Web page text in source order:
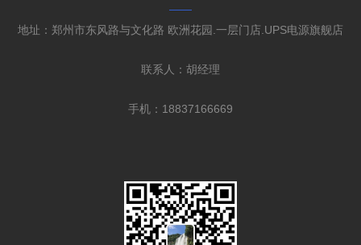
地址：郑州市东风路与文化路 欧洲花园.一层门店.UPS电源旗舰店
联系人：胡经理
手机：18837166669